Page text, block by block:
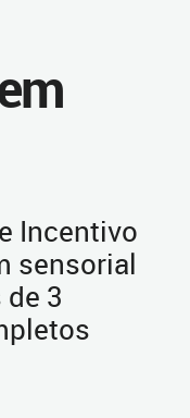
Incentivo
sensorial
3